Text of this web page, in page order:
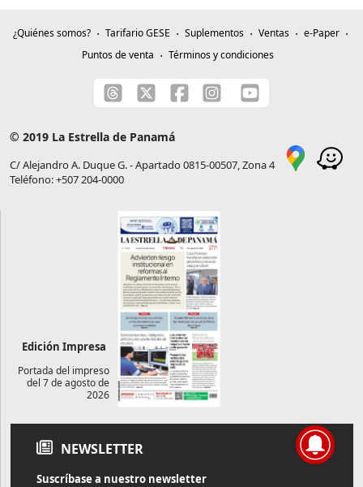
¿Quiénes somos? Tarifario GESE Suplementos Ventas
e-Paper
Puntos de venta
Términos y condiciones
© 2019 La Estrella de Panamá
C/ Alejandro A. Duque G. - Apartado 0815-00507, Zona 4
Teléfono: +507 204-0000
Edición Impresa
Portada del impreso
del 7 de agosto de
2026
NEWSLETTER
Suscríbase a nuestro newsletter